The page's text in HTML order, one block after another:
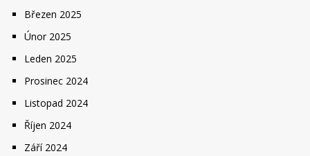
Březen 2025
Únor 2025
Leden 2025
Prosinec 2024
Listopad 2024
Říjen 2024
Září 2024